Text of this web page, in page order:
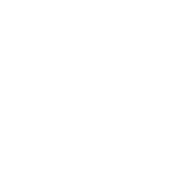
a odmietol Real. Kluby
čiastke
vítali na štadióne
Cháru! Na